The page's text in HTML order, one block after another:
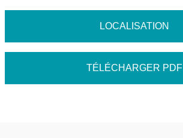
LOCALISATION
TÉLÉCHARGER PDF